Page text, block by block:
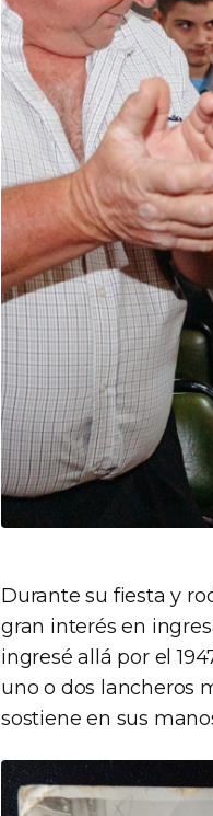
Durante su fiesta y
gran interés en
ingresé allá por el
uno o dos lancheros
sostiene en sus